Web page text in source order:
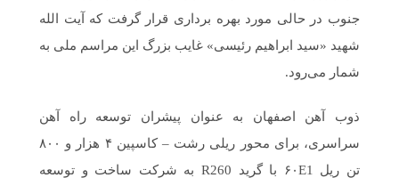
جنوب در حالی مورد بهره برداری قرار گرفت که آیت الله
شهید «سید ابراهیم رئیسی» غایب بزرگ این مراسم ملی به
شمار می‌رود.
ذوب آهن اصفهان به عنوان پیشران توسعه راه آهن
سراسری، برای محور ریلی رشت – کاسپین ۴ هزار و ۸۰۰
تن ریل ۶۰E1 با گرید R260 به شرکت ساخت و توسعه